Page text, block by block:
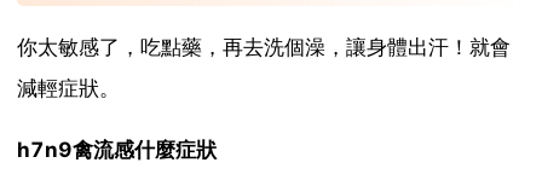
你太敏感了，吃點藥，再去洗個澡，讓身體出汗！就會
減輕症狀。
h7n9禽流感什麼症狀